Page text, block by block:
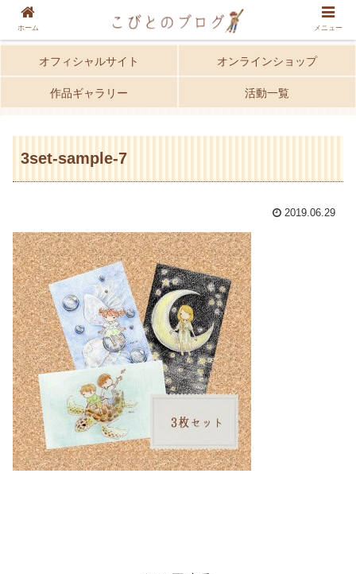
オフィシャルサイト オンラインショップ
作品ギャラリー 活動一覧
3set-sample-7
2019.06.29
ホーム メニュー